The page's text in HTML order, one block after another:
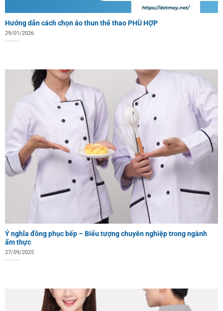
Hướng dẫn cách chọn áo thun thể thao PHÙ HỢP
29/01/2026
Ý nghĩa đồng phục bếp – Biểu tượng chuyên nghiệp trong ngành
ẩm thực
27/09/2025